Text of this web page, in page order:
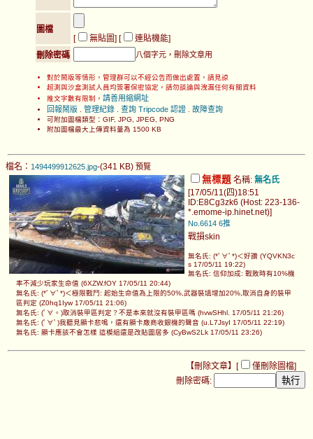
圖檔
[
無貼圖] [ 連貼機能]
刪除密碼
八個字元，刪除文章用
對於鬧版等情形，管理群可以不經公告而做出處置，請見諒
超測與沙盒測試人員均簽署保密協定，請勿談論與洩漏任何有關資料
推文字數有限制， 請善用縮網址
回報鬧版
管理紀錄 查詢 Tripcode 認證 故障查詢
可附加圖檔類型：GIF, JPG, JPEG, PNG
附加圖檔最大上傳資料量為 1500 KB
檔名： 1494499912625.jpg-(341 KB) 預覽
無標題 名稱: 無名氏
[17/05/11(四)18:51
ID:E8Cg3zk6 (Host: 223-136-
*.emome-ip.hinet.net)]
No.6614 6推
戰損skin
無名氏: (*ﾟ∀ﾟ*)＜好讚 (YQVKN3c
s 17/05/11 19:22)
無名氏: 信仰加成: 戰敗時有10%機
率不減少玩家生命值 (6XZW.fOY 17/05/11 20:44)
無名氏: (*ﾟ∀ﾟ*)＜極限戰鬥: 起始生命值為上限的50%,武器裝填增加20%,取消自身的裝甲
區判定 (Z0hq1Iyw 17/05/11 21:06)
無名氏: (ﾟ∀。)取消裝甲區判定？不是本來就沒有裝甲區嗎 (hvwSHhl. 17/05/11 21:26)
無名氏: (ﾟ∀ﾟ)我聽見顯卡悲鳴，還有顯卡廠商收銀機的聲音 (u.L7JsyI 17/05/11 22:19)
無名氏: 顯卡應該不會怎樣 這模組還是改貼圖居多 (CyBwS2Lk 17/05/11 23:26)
【刪除文章】[ 僅刪除圖檔]
刪除密碼: